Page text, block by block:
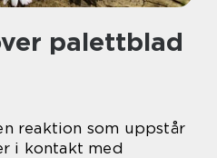
palettblad
reaktion som uppstår
i kontakt med